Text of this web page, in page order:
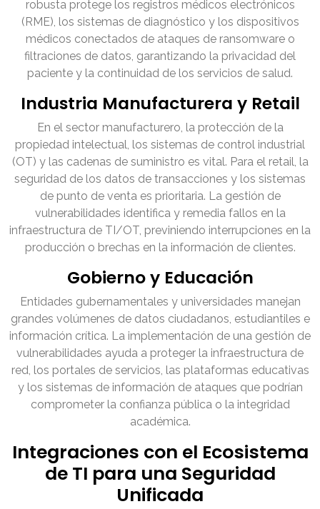
robusta protege los registros médicos electrónicos
(RME), los sistemas de diagnóstico y los dispositivos
médicos conectados de ataques de ransomware o
filtraciones de datos, garantizando la privacidad del
paciente y la continuidad de los servicios de salud.
Industria Manufacturera y Retail
En el sector manufacturero, la protección de la
propiedad intelectual, los sistemas de control industrial
(OT) y las cadenas de suministro es vital. Para el retail, la
seguridad de los datos de transacciones y los sistemas
de punto de venta es prioritaria. La gestión de
vulnerabilidades identifica y remedia fallos en la
infraestructura de TI/OT, previniendo interrupciones en la
producción o brechas en la información de clientes.
Gobierno y Educación
Entidades gubernamentales y universidades manejan
grandes volúmenes de datos ciudadanos, estudiantiles e
información crítica. La implementación de una gestión de
vulnerabilidades ayuda a proteger la infraestructura de
red, los portales de servicios, las plataformas educativas
y los sistemas de información de ataques que podrían
comprometer la confianza pública o la integridad
académica.
Integraciones con el Ecosistema
de TI para una Seguridad
Unificada